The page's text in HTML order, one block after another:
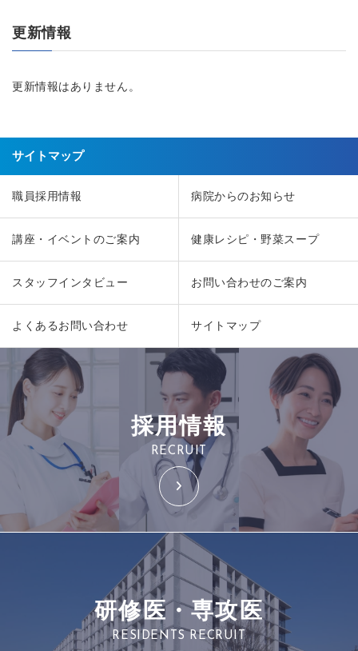
更新情報
更新情報はありません。
サイトマップ
職員採用情報 病院からのお知らせ
講座・イベントのご案内 健康レシピ・野菜スープ
スタッフインタビュー お問い合わせのご案内
よくあるお問い合わせ サイトマップ
採用情報
RECRUIT
研修医・専攻医
RESIDENTS RECRUIT